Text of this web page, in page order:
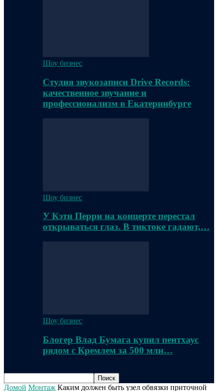
Шоу бизнес
Студия звукозаписи Drive Records:
качественное звучание и
профессионализм в Екатеринбурге
Шоу бизнес
У Кэти Перри на концерте перестал
открываться глаз. В тиктоке гадают,…
Шоу бизнес
Блогер Влад Бумага купил пентхаус
рядом с Кремлем за 500 млн…
Домой Монтаж Каким должен быть узел обвязки приточной